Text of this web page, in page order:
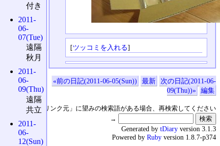
[ツッコミを入れる]
«前の日記(2011-06-05(Sun)) 最新
次の日記(2011-06-
09(Thu))»
編集
↑の「本日のリンク元」に望みの検索語がある場合、再検索してください
→
付き
2011-
06-
07(Tue)
遠隔
秋月
2011-
06-
09(Thu)
遠隔
共立
2011-
06-
12(Sun)
Generated by tDiary version 3.1.3
Powered by Ruby version 1.8.7-p374